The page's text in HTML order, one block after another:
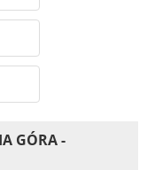
GÓRA -